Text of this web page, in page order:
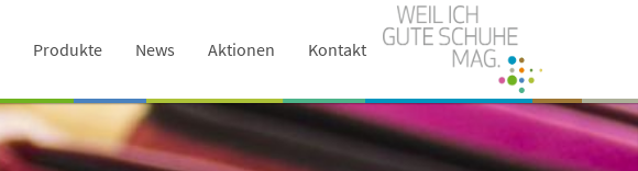
Produkte News Aktionen Kontakt